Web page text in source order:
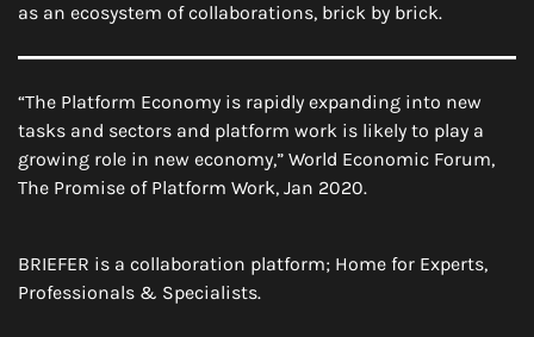
as an ecosystem of collaborations, brick by brick.
“The Platform Economy is rapidly expanding into new
tasks and sectors and platform work is likely to play a
growing role in new economy,” World Economic Forum,
The Promise of Platform Work, Jan 2020.
BRIEFER is a collaboration platform; Home for Experts,
Professionals & Specialists.